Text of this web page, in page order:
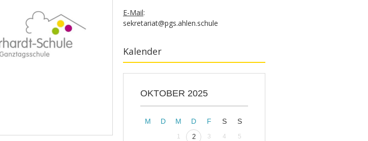
E-Mail:
sekretariat@pgs.ahlen.schule
Kalender
OKTOBER 2025
M D M D F S S
1 2 3 4 5